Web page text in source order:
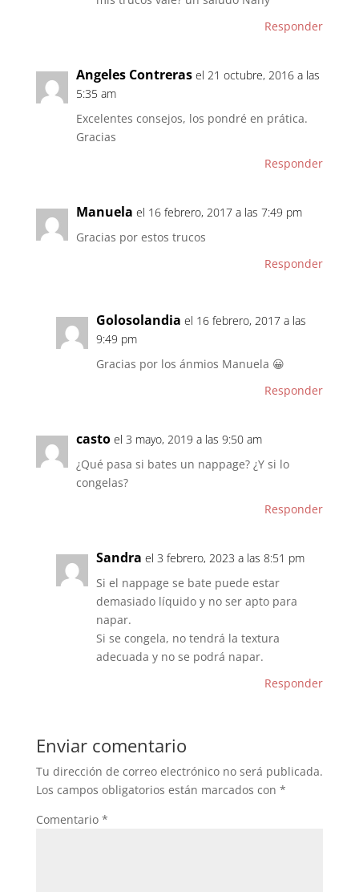
Responder
Angeles Contreras el 21 octubre, 2016 a las
5:35 am
Excelentes consejos, los pondré en prática.
Gracias
Responder
Manuela el 16 febrero, 2017 a las 7:49 pm
Gracias por estos trucos
Responder
Golosolandia el 16 febrero, 2017 a las
9:49 pm
Gracias por los ánmios Manuela 😀
Responder
casto el 3 mayo, 2019 a las 9:50 am
¿Qué pasa si bates un nappage? ¿Y si lo
congelas?
Responder
Sandra el 3 febrero, 2023 a las 8:51 pm
Si el nappage se bate puede estar
demasiado líquido y no ser apto para
napar.
Si se congela, no tendrá la textura
adecuada y no se podrá napar.
Responder
Enviar comentario
Tu dirección de correo electrónico no será publicada.
Los campos obligatorios están marcados con *
Comentario *